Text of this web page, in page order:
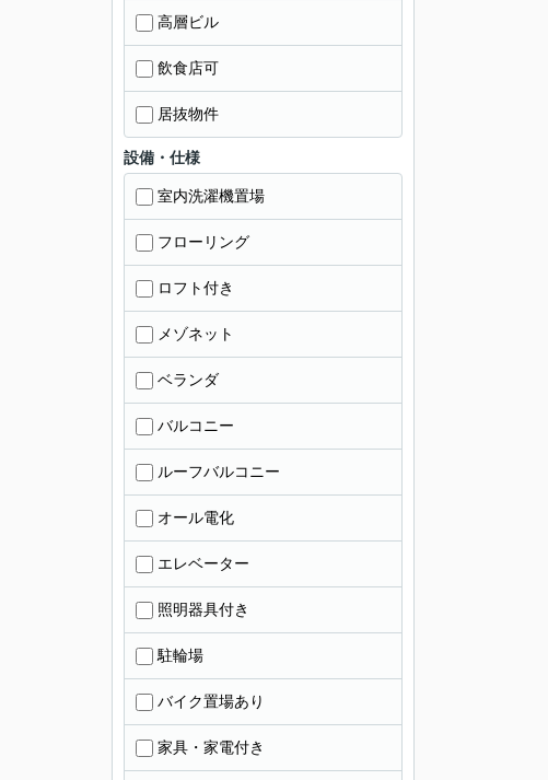
高層ビル
飲食店可
居抜物件
設備・仕様
室内洗濯機置場
フローリング
ロフト付き
メゾネット
ベランダ
バルコニー
ルーフバルコニー
オール電化
エレベーター
照明器具付き
駐輪場
バイク置場あり
家具・家電付き